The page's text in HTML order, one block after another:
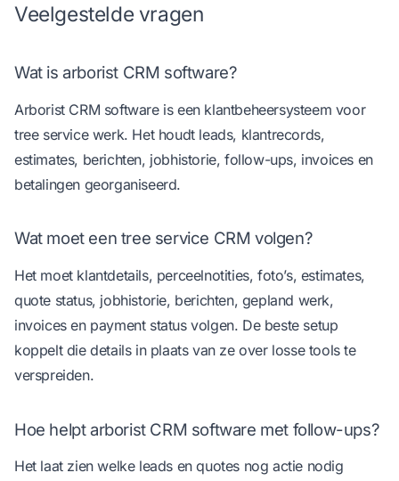
Veelgestelde vragen
Wat is arborist CRM software?
Arborist CRM software is een klantbeheersysteem voor
tree service werk. Het houdt leads, klantrecords,
estimates, berichten, jobhistorie, follow-ups, invoices en
betalingen georganiseerd.
Wat moet een tree service CRM volgen?
Het moet klantdetails, perceelnotities, foto’s, estimates,
quote status, jobhistorie, berichten, gepland werk,
invoices en payment status volgen. De beste setup
koppelt die details in plaats van ze over losse tools te
verspreiden.
Hoe helpt arborist CRM software met follow-ups?
Het laat zien welke leads en quotes nog actie nodig